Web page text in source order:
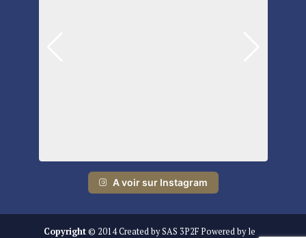
A voir sur Instagram
Copyright© 2014 Created by SAS 3P2F Powered by le